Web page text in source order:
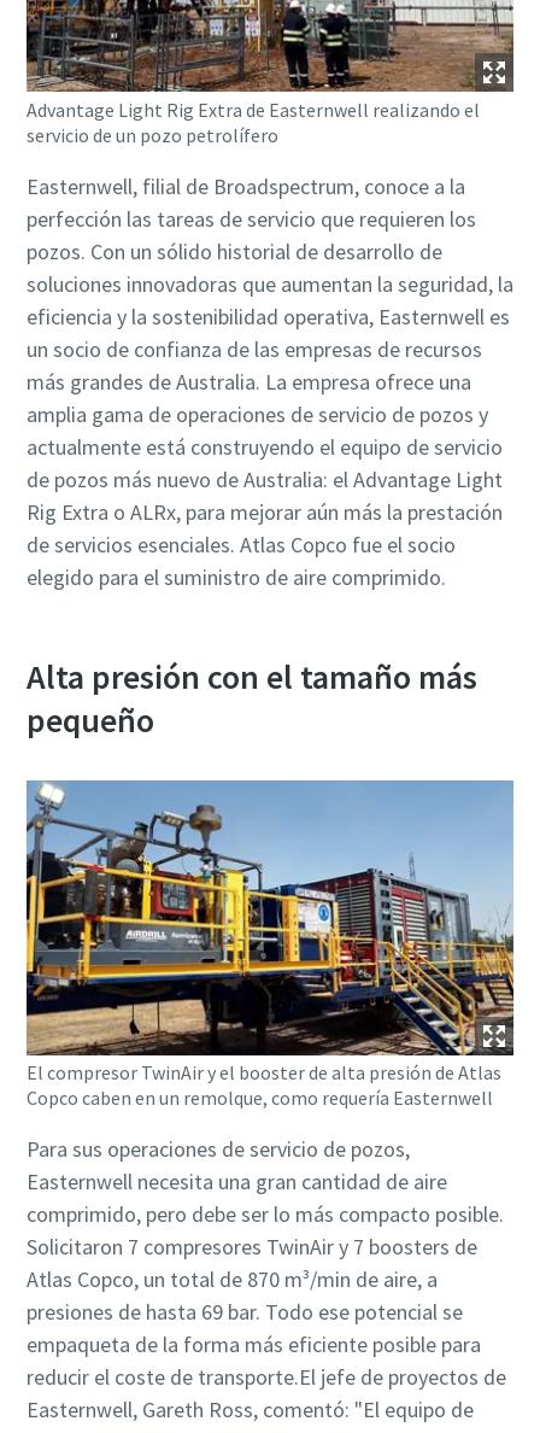
Advantage Light Rig Extra de Easternwell realizando el
servicio de un pozo petrolífero
Easternwell, filial de Broadspectrum, conoce a la
perfección las tareas de servicio que requieren los
pozos. Con un sólido historial de desarrollo de
soluciones innovadoras que aumentan la seguridad, la
eficiencia y la sostenibilidad operativa, Easternwell es
un socio de confianza de las empresas de recursos
más grandes de Australia. La empresa ofrece una
amplia gama de operaciones de servicio de pozos y
actualmente está construyendo el equipo de servicio
de pozos más nuevo de Australia: el Advantage Light
Rig Extra o ALRx, para mejorar aún más la prestación
de servicios esenciales. Atlas Copco fue el socio
elegido para el suministro de aire comprimido.
Alta presión con el tamaño más
pequeño
El compresor TwinAir y el booster de alta presión de Atlas
Copco caben en un remolque, como requería Easternwell
Para sus operaciones de servicio de pozos,
Easternwell necesita una gran cantidad de aire
comprimido, pero debe ser lo más compacto posible.
Solicitaron 7 compresores TwinAir y 7 boosters de
Atlas Copco, un total de 870 m³/min de aire, a
presiones de hasta 69 bar. Todo ese potencial se
empaqueta de la forma más eficiente posible para
reducir el coste de transporte.El jefe de proyectos de
Easternwell, Gareth Ross, comentó: "El equipo de